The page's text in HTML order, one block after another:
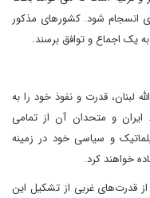
انسجام شود. کشورهای مذکور
یک اجماع و توافق برسند.
لبنان، قدرت و نفوذ خود را به
و متحدان آن از تمامی
و سیاسی خود در زمینه
خواهند کرد.
قدرت‌های غربی از تشکیل این